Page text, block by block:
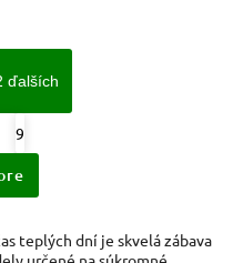
ďalších
9
teplých dní je skvelá zábava